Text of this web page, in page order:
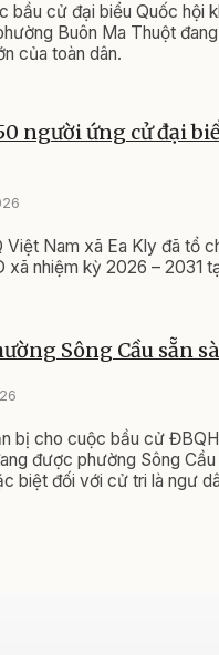
bầu cử đại biểu Quốc hội
Buôn Ma Thuột
của toàn dân.
người ứng cử đại
Việt Nam xã Ea Kly đã tổ
xã nhiệm kỳ 2026 – 2031
Sông Cầu sẵn
bị cho cuộc bầu cử
được phường Sông
biệt đối với cử tri là ngư